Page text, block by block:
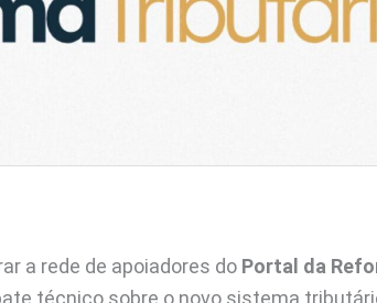
a rede de apoiadores do Portal da
técnico sobre o novo sistema